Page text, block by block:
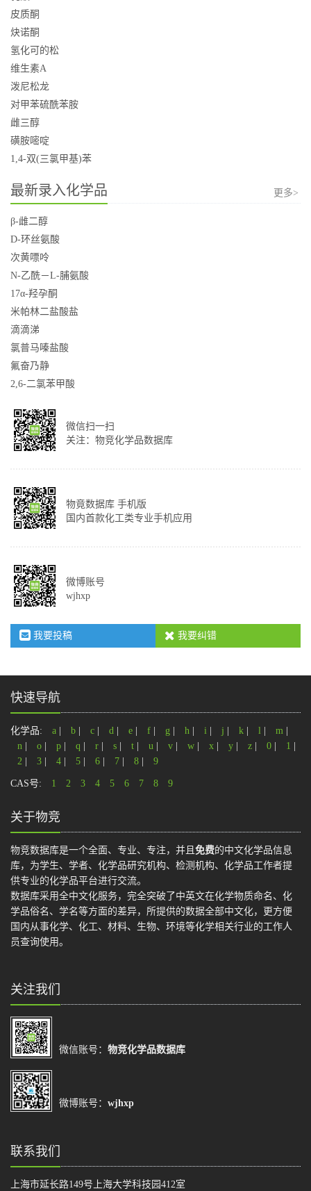
皮质酮
炔诺酮
氢化可的松
维生素A
泼尼松龙
对甲苯硫酰苯胺
雌三醇
磺胺嘧啶
1,4-双(三氯甲基)苯
最新录入化学品 更多>
β-雌二醇
D-环丝氨酸
次黄嘌呤
N-乙酰－L-脯氨酸
17α-羟孕酮
米帕林二盐酸盐
滴滴涕
氯普马嗪盐酸
氟奋乃静
2,6-二氯苯甲酸
微信扫一扫
关注：物竞化学品数据库
物竟数据库 手机版
国内首款化工类专业手机应用
微博账号
wjhxp
我要投稿 我要纠错
快速导航
化学品: a b c d e f g h i j k l m
n
o p q r s t u v w x y z 0 1
2
3 4 5 6 7 8 9
CAS号: 1 2 3 4 5 6 7 8 9
关于物竞
物竞数据库是一个全面、专业、专注，并且 免费的中文化学品信息
库，为学生、学者、化学品研究机构、检测机构、化学品工作者提
供专业的化学品平台进行交流。
数据库采用全中文化服务，完全突破了中英文在化学物质命名、化
学品俗名、学名等方面的差异，所提供的数据全部中文化，更方便
国内从事化学、化工、材料、生物、环境等化学相关行业的工作人
员查询使用。
关注我们
微信账号： 物竞化学品数据库
微博账号： wjhxp
联系我们
上海市延长路149号上海大学科技园412室